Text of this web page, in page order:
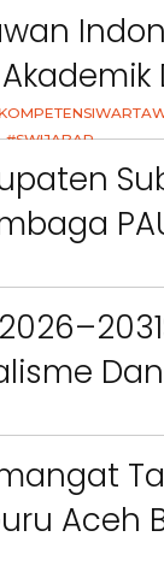
#SWIJABAR
G7KAIH
Aceh
Barat